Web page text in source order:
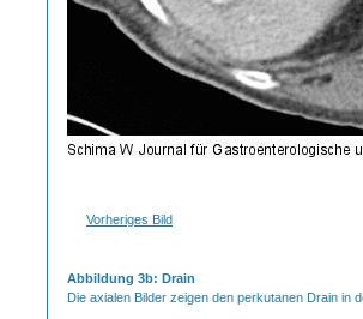
Vorheriges Bild
Abbildung 3b: Drain
Die axialen Bilder zeigen den perkutanen Drain in